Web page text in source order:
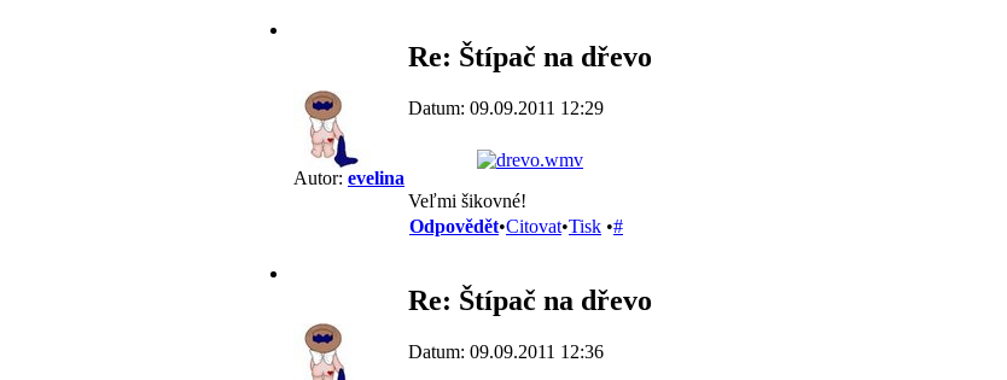
Autor: evelina
Re: Štípač na dřevo
Datum: 09.09.2011 12:29
Veľmi šikovné!
Odpovědět•Citovat•Tisk •#
Re: Štípač na dřevo
Datum: 09.09.2011 12:36